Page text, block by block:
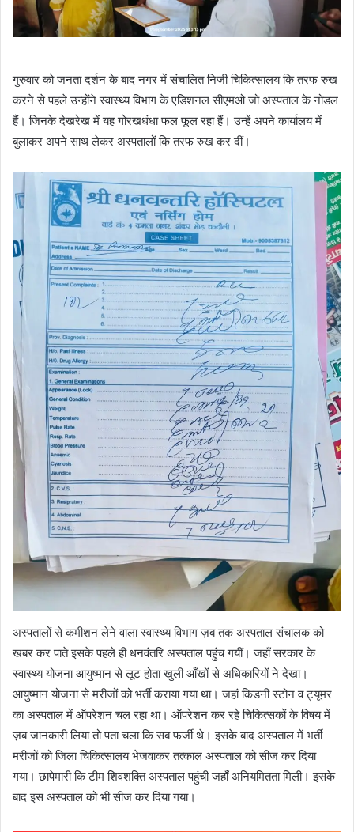
गुरुवार को जनता दर्शन के बाद नगर में संचालित निजी चिकित्सालय कि तरफ रुख
करने से पहले उन्होंने स्वास्थ्य विभाग के एडिशनल सीएमओ जो अस्पताल के नोडल
हैं। जिनके देखरेख में यह गोरखधंधा फल फूल रहा हैं। उन्हें अपने कार्यालय में
बुलाकर अपने साथ लेकर अस्पतालों कि तरफ रुख कर दीं।
अस्पतालों से कमीशन लेने वाला स्वास्थ्य विभाग ज़ब तक अस्पताल संचालक को
खबर कर पाते इसके पहले ही धनवंतरि अस्पताल पहुंच गयीं। जहाँ सरकार के
स्वास्थ्य योजना आयुष्मान से लूट होता खुली आँखों से अधिकारियों ने देखा।
आयुष्मान योजना से मरीजों को भर्ती कराया गया था। जहां किडनी स्टोन व ट्यूमर
का अस्पताल में ऑपरेशन चल रहा था। ऑपरेशन कर रहे चिकित्सकों के विषय में
ज़ब जानकारी लिया तो पता चला कि सब फर्जी थे। इसके बाद अस्पताल में भर्ती
मरीजों को जिला चिकित्सालय भेजवाकर तत्काल अस्पताल को सीज कर दिया
गया। छापेमारी कि टीम शिवशक्ति अस्पताल पहुंची जहाँ अनियमितता मिली। इसके
बाद इस अस्पताल को भी सीज कर दिया गया।